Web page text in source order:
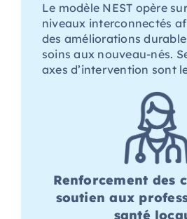
Le modèle NEST opère
niveaux interconnectés
des améliorations
soins aux nouveau-nés.
axes d’intervention sont
Renforcement des
soutien aux
santé